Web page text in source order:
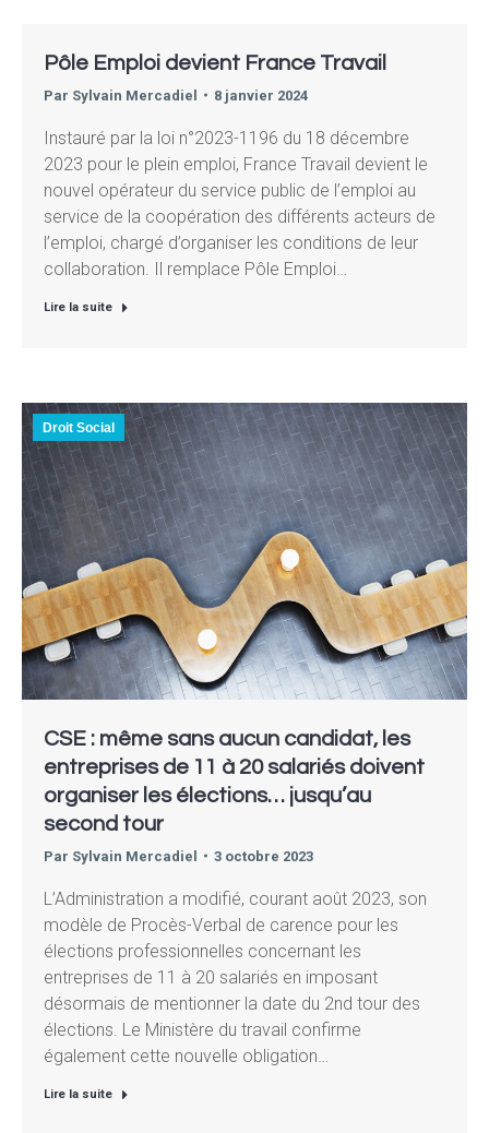
Pôle Emploi devient France Travail
Par Sylvain Mercadiel 8 janvier 2024
Instauré par la loi n°2023-1196 du 18 décembre
2023 pour le plein emploi, France Travail devient le
nouvel opérateur du service public de l’emploi au
service de la coopération des différents acteurs de
l’emploi, chargé d’organiser les conditions de leur
collaboration. Il remplace Pôle Emploi…
Lire la suite
Droit Social
CSE : même sans aucun candidat, les
entreprises de 11 à 20 salariés doivent
organiser les élections… jusqu’au
second tour
Par Sylvain Mercadiel 3 octobre 2023
L’Administration a modifié, courant août 2023, son
modèle de Procès-Verbal de carence pour les
élections professionnelles concernant les
entreprises de 11 à 20 salariés en imposant
désormais de mentionner la date du 2nd tour des
élections. Le Ministère du travail confirme
également cette nouvelle obligation…
Lire la suite